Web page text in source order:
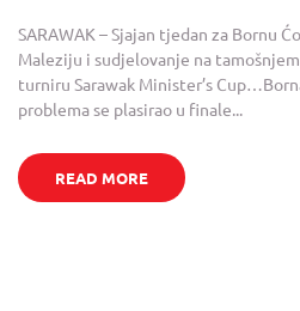
SARAWAK – Sjajan tjedan za Bornu
Maleziju i sudjelovanje na
turniru Sarawak Minister’s
problema se plasirao u finale...
READ MORE